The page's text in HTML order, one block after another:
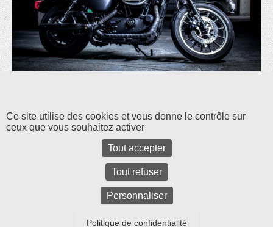
Ce site utilise des cookies et vous donne le contrôle sur
ceux que vous souhaitez activer
Tout accepter
Tout refuser
Personnaliser
Politique de confidentialité